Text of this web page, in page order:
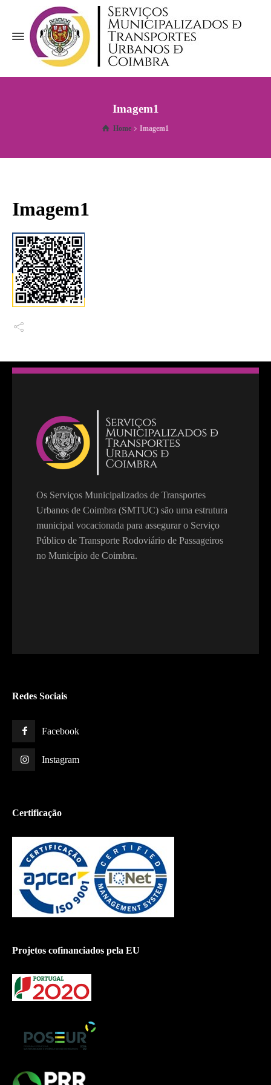
Imagem1
Home Imagem1
Imagem1
Os Serviços Municipalizados de Transportes
Urbanos de Coimbra (SMTUC) são uma estrutura
municipal vocacionada para assegurar o Serviço
Público de Transporte Rodoviário de Passageiros
no Município de Coimbra.
Redes Sociais
Facebook
Instagram
Certificação
Projetos cofinanciados pela EU